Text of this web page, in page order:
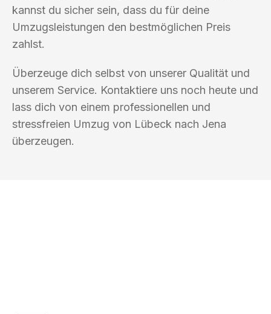
kannst du sicher sein, dass du für deine
Umzugsleistungen den bestmöglichen Preis
zahlst.
Überzeuge dich selbst von unserer Qualität und
unserem Service. Kontaktiere uns noch heute und
lass dich von einem professionellen und
stressfreien Umzug von Lübeck nach Jena
überzeugen.